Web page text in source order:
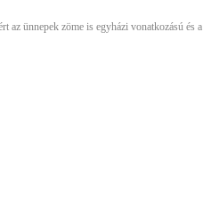
az ünnepek zöme is egyházi vonatkozású és a